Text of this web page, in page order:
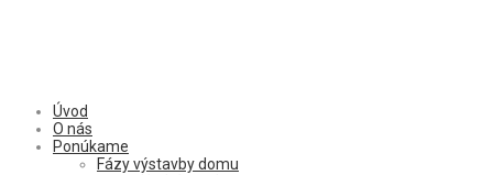
Úvod
O nás
Ponúkame
Fázy výstavby domu